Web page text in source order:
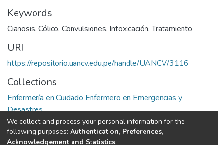
Keywords
Cianosis, Cólico, Convulsiones, Intoxicación,Tratamiento
URI
https://repositorio.uancv.edu.pe/handle/UANCV/3116
Collections
Enfermería en Cuidado Enfermero en Emergencias y
Desastres
Full item page
We collect and process your personal information for the
following purposes: Authentication, Preferences,
Acknowledgement and Statistics.